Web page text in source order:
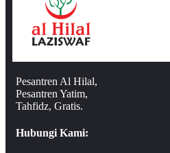
Pesantren Al Hilal,
Pesantren Yatim,
Tahfidz, Gratis.
Hubungi Kami: